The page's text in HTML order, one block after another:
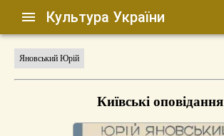
Культура України
Яновський Юрій
Київські оповідання